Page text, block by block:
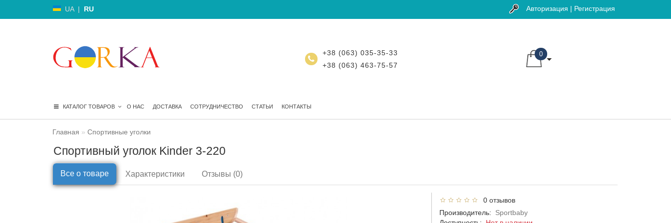
UA | RU Авторизация | Регистрация
+38 (063) 035-35-33
+38 (063) 463-75-57
0
КАТАЛОГ ТОВАРОВ О НАС ДОСТАВКА СОТРУДНИЧЕСТВО СТАТЬИ КОНТАКТЫ
Главная Спортивные уголки
Спортивный уголок Kinder 3-220
Все о товаре Характеристики Отзывы (0)
0 отзывов
Производитель:
Sportbaby